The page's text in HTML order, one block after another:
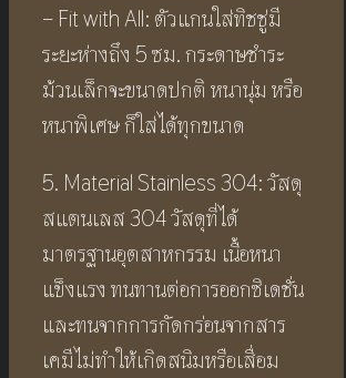
– Fit with All: ตัวแกนใส่ทิชชู่มี
ระยะห่างถึง 5 ซม. กระดาษชำระ
ม้วนเล็กจะขนาดปกติ หนานุ่ม หรือ
หนาพิเศษ ก็ใส่ได้ทุกขนาด
5. Material Stainless 304: วัสดุ
สแตนเลส 304 วัสดุที่ได้
มาตรฐานอุตสาหกรรม เนื้อหนา
แข็งแรง ทนทานต่อการออกซิเดชั่น
และทนจากการกัดกร่อนจากสาร
เคมีไม่ทำให้เกิดสนิมหรือเสื่อม